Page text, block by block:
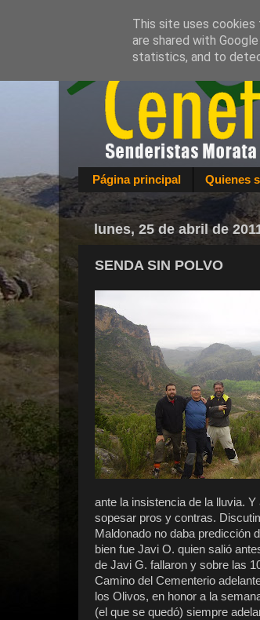
Página principal Quienes
lunes, 25 de abril de
SENDA SIN POLVO
ante la insistencia de la lluvia.
sopesar pros y contras.
Maldonado no daba predicción
bien fue Javi O. quien salió
de Javi G. fallaron y sobre las
Camino del Cementerio
los Olivos, en honor a la
(el que se quedó) siempre
This site uses cookies
are shared with
statistics, and to